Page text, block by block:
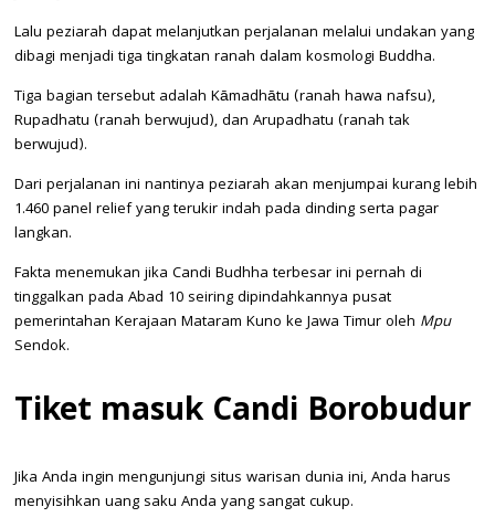
Lalu peziarah dapat melanjutkan perjalanan melalui undakan yang
dibagi menjadi tiga tingkatan ranah dalam kosmologi Buddha.
Tiga bagian tersebut adalah Kāmadhātu (ranah hawa nafsu),
Rupadhatu (ranah berwujud), dan Arupadhatu (ranah tak
berwujud).
Dari perjalanan ini nantinya peziarah akan menjumpai kurang lebih
1.460 panel relief yang terukir indah pada dinding serta pagar
langkan.
Fakta menemukan jika Candi Budhha terbesar ini pernah di
tinggalkan pada Abad 10 seiring dipindahkannya pusat
pemerintahan Kerajaan Mataram Kuno ke Jawa Timur oleh Mpu
Sendok.
Tiket masuk Candi Borobudur
Jika Anda ingin mengunjungi situs warisan dunia ini, Anda harus
menyisihkan uang saku Anda yang sangat cukup.